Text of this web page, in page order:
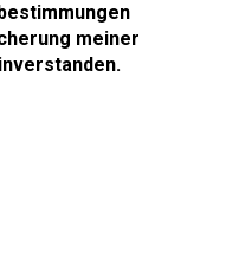
meiner